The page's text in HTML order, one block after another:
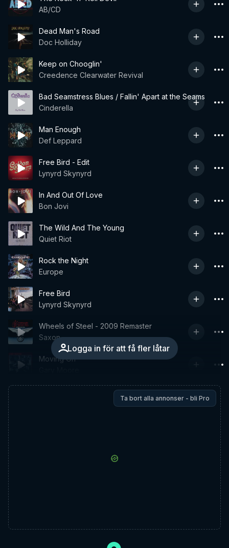
AB/CD
Dead Man's Road
Doc Holliday
Keep on Chooglin'
Creedence Clearwater Revival
Bad Seamstress Blues / Fallin' Apart at the Seams
Cinderella
Man Enough
Def Leppard
Free Bird - Edit
Lynyrd Skynyrd
In And Out Of Love
Bon Jovi
The Wild And The Young
Quiet Riot
Rock the Night
Europe
Free Bird
Lynyrd Skynyrd
Logga in för att få fler låtar
Wheels of Steel - 2009 Remaster
Saxon
Moving On
Ta bort alla annonser - bli Pro